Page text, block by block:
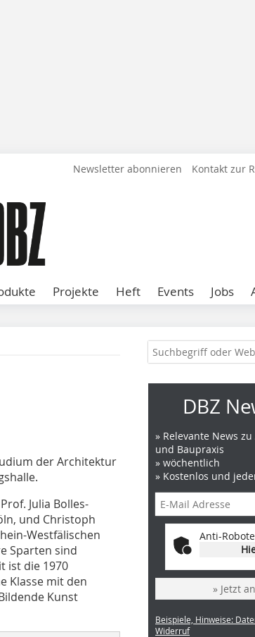
Newsletter abonnieren Kontakt zur
Projekte Heft Events Jobs
der Architektur
Julia Bolles-
und Christoph
Westfälischen
Sparten sind
ist die 1970
Klasse mit den
Kunst
DBZ
» Relevante News
und Baupraxis
» wöchentlich
» Kostenlos und
Anti-
» Jetzt
Beispiele, Hinweise:
Widerruf